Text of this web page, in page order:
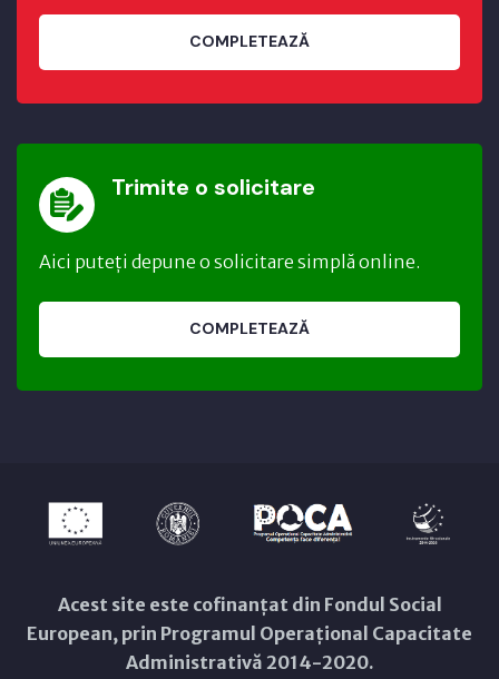
COMPLETEAZĂ
Trimite o solicitare
Aici puteți depune o solicitare simplă online.
COMPLETEAZĂ
Acest site este cofinanțat din Fondul Social
European, prin Programul Operațional Capacitate
Administrativă 2014-2020.